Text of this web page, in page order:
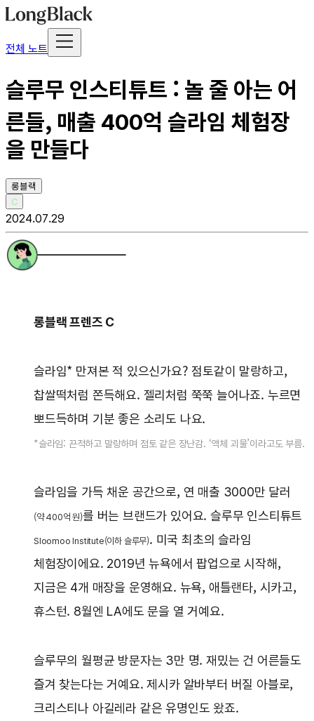
전체 노트
슬루무 인스티튜트 : 놀 줄 아는 어
른들, 매출 400억 슬라임 체험장
을 만들다
롱블랙
C
2024.07.29
롱블랙 프렌즈 C
슬라임* 만져본 적 있으신가요? 점토같이 말랑하고,
찹쌀떡처럼 쫀득해요. 젤리처럼 쭉쭉 늘어나죠. 누르면
뽀드득하며 기분 좋은 소리도 나요.
*슬라임: 끈적하고 말랑하며 점토 같은 장난감. ‘액체 괴물’이라고도 부름.
슬라임을 가득 채운 공간으로, 연 매출 3000만 달러
(약 400억 원)를 버는 브랜드가 있어요. 슬루무 인스티튜트
Sloomoo Institute(이하 슬루무). 미국 최초의 슬라임
체험장이에요. 2019년 뉴욕에서 팝업으로 시작해,
지금은 4개 매장을 운영해요. 뉴욕, 애틀랜타, 시카고,
휴스턴. 8월엔 LA에도 문을 열 거예요.
슬루무의 월평균 방문자는 3만 명. 재밌는 건 어른들도
즐겨 찾는다는 거예요. 제시카 알바부터 버질 아블로,
크리스티나 아길레라 같은 유명인도 왔죠.